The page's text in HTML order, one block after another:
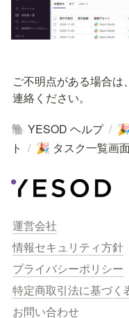
ご不明点がある場合
連絡ください。
🐘 YESOD ヘルプ /
ト / 🎉 タスク一覧画
運営会社
情報セキュリティ方針
プライバシーポリシー
特定商取引法に基づく
お問い合わせ